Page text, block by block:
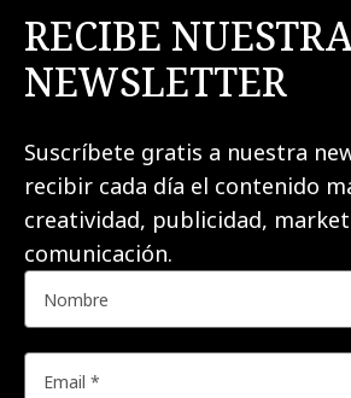
RECIBE
NEWSLETTER
Suscríbete gratis a nuestra
recibir cada día el contenido
creatividad, publicidad,
comunicación.